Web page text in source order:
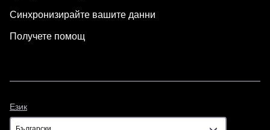
Синхронизирайте вашите данни
Получете помощ
Език